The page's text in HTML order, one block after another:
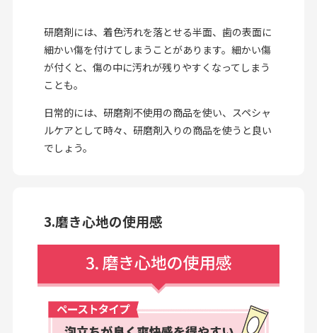
研磨剤には、着色汚れを落とせる半面、歯の表面に
細かい傷を付けてしまうことがあります。細かい傷
が付くと、傷の中に汚れが残りやすくなってしまう
ことも。
日常的には、研磨剤不使用の商品を使い、スペシャ
ルケアとして時々、研磨剤入りの商品を使うと良い
でしょう。
3.磨き心地の使用感